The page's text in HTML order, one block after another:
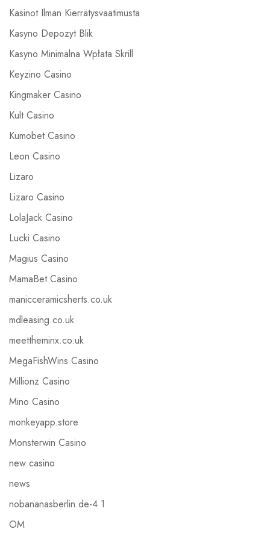
Kasinot Ilman Kierrätysvaatimusta
Kasyno Depozyt Blik
Kasyno Minimalna Wpłata Skrill
Keyzino Casino
Kingmaker Casino
Kult Casino
Kumobet Casino
Leon Casino
Lizaro
Lizaro Casino
LolaJack Casino
Lucki Casino
Magius Casino
MamaBet Casino
manicceramicsherts.co.uk
mdleasing.co.uk
meettheminx.co.uk
MegaFishWins Casino
Millionz Casino
Mino Casino
monkeyapp.store
Monsterwin Casino
new casino
news
nobananasberlin.de-4 1
OM